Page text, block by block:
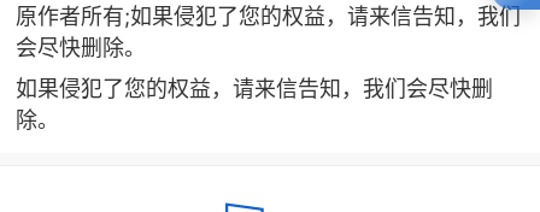
原作者所有;如果侵犯了您的权益，请来信告知，我们
会尽快删除。
如果侵犯了您的权益，请来信告知，我们会尽快删
除。